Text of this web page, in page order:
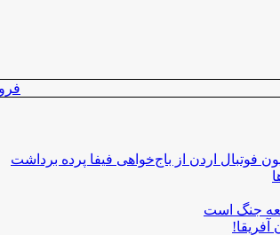
فوتبال اردن از باج‌خواهی فیفا پرده برداشت
جنگ است